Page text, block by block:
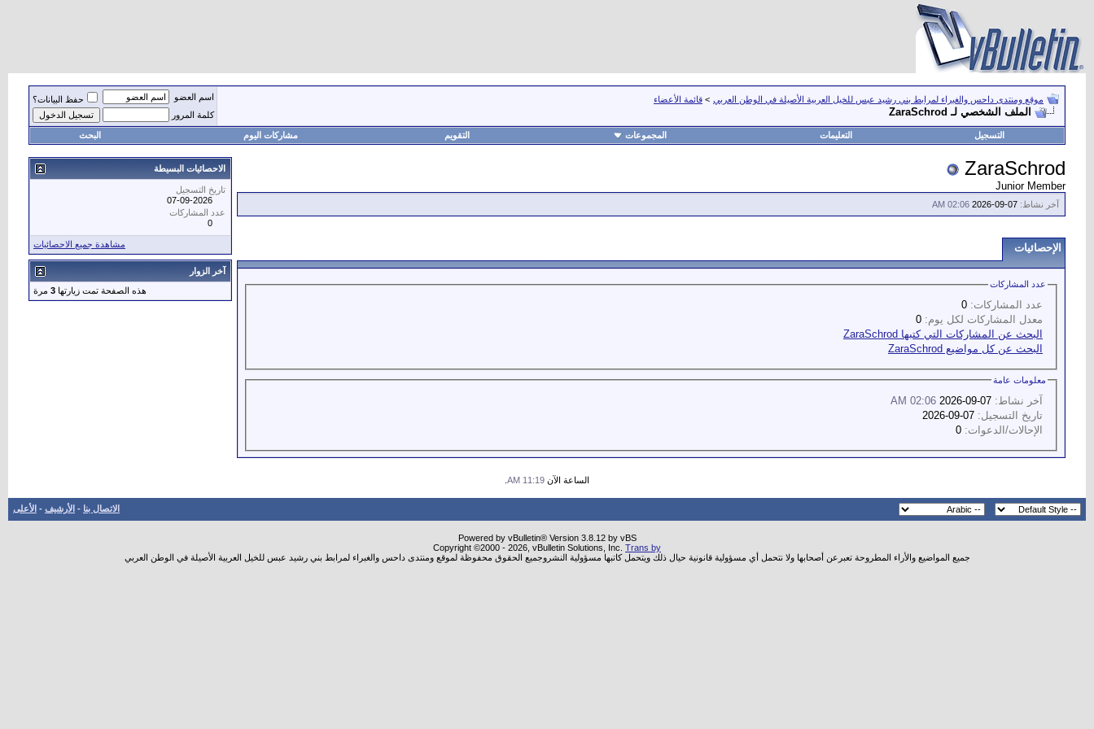
موقع ومنتدى داحس والغبراء لمرابط بني رشيد عبس للخيل العربية الأصيلة في الوطن العربي > قائمة الأعضاء
الملف الشخصي لـ ZaraSchrod
اسم العضو
حفظ البيانات؟
كلمة المرور
التسجيل التعليمات المجموعات التقويم مشاركات اليوم البحث
ZaraSchrod
Junior Member
آخر نشاط: 02:06 AM
الإحصائيات
عدد المشاركات
عدد المشاركات:
معدل المشاركات لكل يوم:
البحث عن المشاركات التي كتبها ZaraSchrod
البحث عن كل مواضيع ZaraSchrod
معلومات عامة
آخر نشاط:
02:06 AM
تاريخ التسجيل:
الإحالات/الدعوات:
الاحصائيات البسيطة
تاريخ التسجيل
07-09-2026
عدد المشاركات
0
مشاهدة جميع الاحصائيات
آخر الزوار
هذه الصفحة تمت زيارتها 3 مرة
الساعة الآن 11:19 AM
الاتصال بنا - الأرشيف - الأعلى
Powered by vBulletin® Version 3.8.12 by vBS
Copyright ©2000 - 2026, vBulletin Solutions, Inc. Trans by
جميع المواضيع والأراء المطروحة تعبرعن أصحابها ولا نتحمل أي مسؤولية قانونية حيال ذلك ويتحمل كاتبها مسؤولية النشروجميع الحقوق محفوظة لموقع ومنتدى داحس والغبراء لمرابط بني رشيد عبس للخيل العربية الأصيلة في الوطن العربي